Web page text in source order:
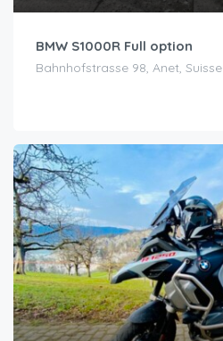
BMW S1000R Full option
Bahnhofstrasse 98, Anet, Suisse